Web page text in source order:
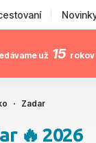
už 15 rokov
Zadar
🔥 2026